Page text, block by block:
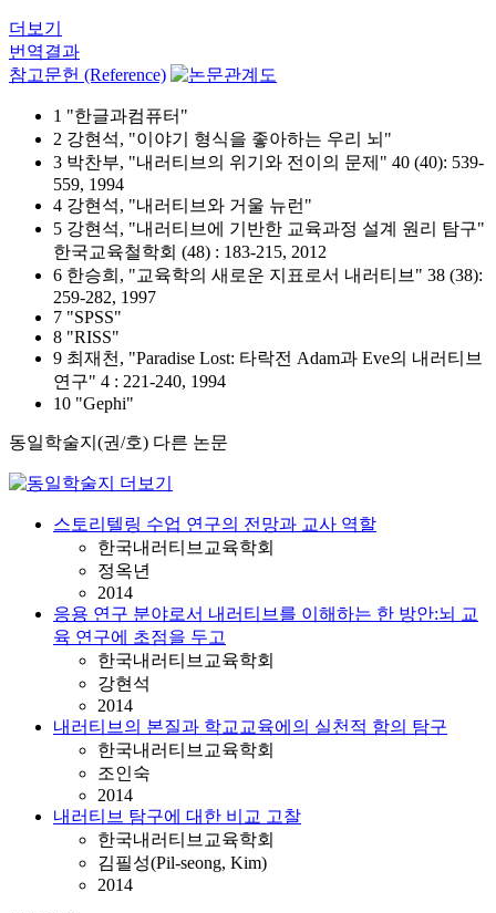
더보기
번역결과
참고문헌 (Reference)
1 "한글과컴퓨터"
2 강현석, "이야기 형식을 좋아하는 우리 뇌"
3 박찬부, "내러티브의 위기와 전이의 문제" 40 (40): 539-
559, 1994
4 강현석, "내러티브와 거울 뉴런"
5 강현석, "내러티브에 기반한 교육과정 설계 원리 탐구"
한국교육철학회 (48) : 183-215, 2012
6 한승희, "교육학의 새로운 지표로서 내러티브" 38 (38):
259-282, 1997
7 "SPSS"
8 "RISS"
9 최재천, "Paradise Lost: 타락전 Adam과 Eve의 내러티브
연구" 4 : 221-240, 1994
10 "Gephi"
동일학술지(권/호) 다른 논문
스토리텔링 수업 연구의 전망과 교사 역할
한국내러티브교육학회
정옥년
2014
응용 연구 분야로서 내러티브를 이해하는 한 방안:뇌 교
육 연구에 초점을 두고
한국내러티브교육학회
강현석
2014
내러티브의 본질과 학교교육에의 실천적 함의 탐구
한국내러티브교육학회
조인숙
2014
내러티브 탐구에 대한 비교 고찰
한국내러티브교육학회
김필성(Pil-seong, Kim)
2014